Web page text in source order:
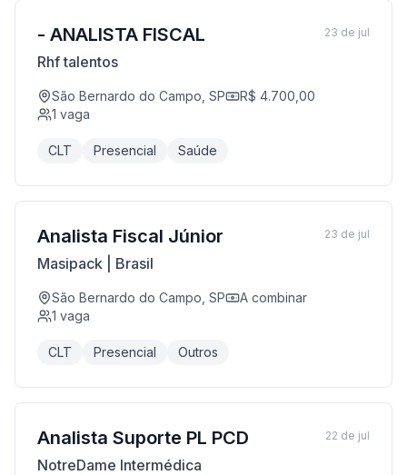
- ANALISTA FISCAL
Rhf talentos
São Bernardo do Campo, SP
R$ 4.700,00
1 vaga
CLT Presencial Saúde
23 de jul
Analista Fiscal Júnior
Masipack | Brasil
São Bernardo do Campo, SP
A combinar
1 vaga
CLT Presencial Outros
23 de jul
Analista Suporte PL PCD
NotreDame Intermédica
22 de jul